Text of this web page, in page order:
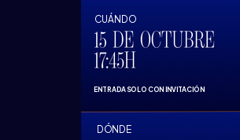
CUÁNDO
ENTRADA SOLO CON INVITACIÓN
DÓNDE